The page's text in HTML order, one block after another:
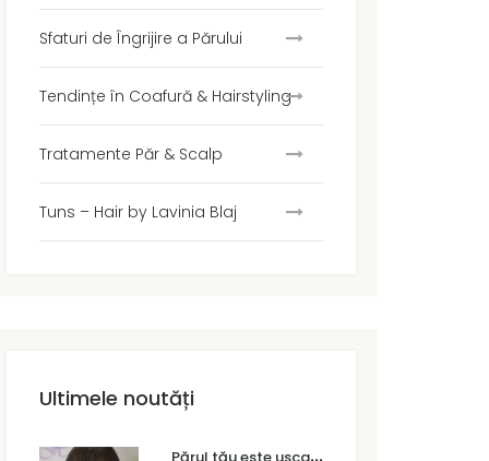
Sfaturi de Îngrijire a Părului
Tendințe în Coafură & Hairstyling
Tratamente Păr & Scalp
Tuns – Hair by Lavinia Blaj
Ultimele noutăți
P
ărul tău este uscat sau degradat? Cum faci diferența și ce tratament are nevoie